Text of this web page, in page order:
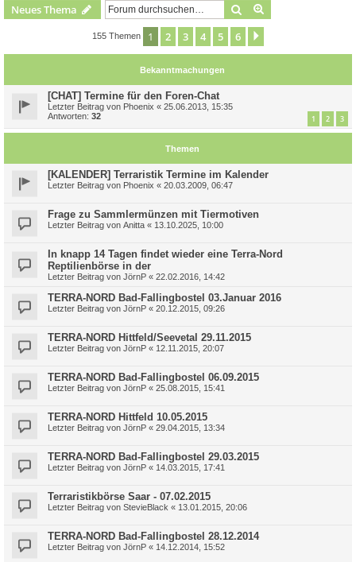
Neues Thema Suche
155 Themen 1 2 3 4 5 6
Bekanntmachungen
[CHAT] Termine für den Foren-Chat
Letzter Beitrag von Phoenix « 25.06.2013, 15:35
Antworten: 32 1 2 3
Themen
[KALENDER] Terraristik Termine im Kalender
Letzter Beitrag von Phoenix « 20.03.2009, 06:47
Frage zu Sammlermünzen mit Tiermotiven
Letzter Beitrag von Anitta « 13.10.2025, 10:00
In knapp 14 Tagen findet wieder eine Terra-Nord
Reptilienbörse in der
Letzter Beitrag von JörnP « 22.02.2016, 14:42
TERRA-NORD Bad-Fallingbostel 03.Januar 2016
Letzter Beitrag von JörnP « 20.12.2015, 09:26
TERRA-NORD Hittfeld/Seevetal 29.11.2015
Letzter Beitrag von JörnP « 12.11.2015, 20:07
TERRA-NORD Bad-Fallingbostel 06.09.2015
Letzter Beitrag von JörnP « 25.08.2015, 15:41
TERRA-NORD Hittfeld 10.05.2015
Letzter Beitrag von JörnP « 29.04.2015, 13:34
TERRA-NORD Bad-Fallingbostel 29.03.2015
Letzter Beitrag von JörnP « 14.03.2015, 17:41
Terraristikbörse Saar - 07.02.2015
Letzter Beitrag von StevieBlack « 13.01.2015, 20:06
TERRA-NORD Bad-Fallingbostel 28.12.2014
Letzter Beitrag von JörnP « 14.12.2014, 15:52